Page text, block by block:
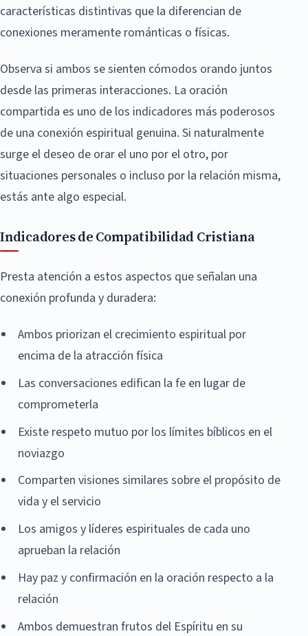
características distintivas que la diferencian de
conexiones meramente románticas o físicas.
Observa si ambos se sienten cómodos orando juntos
desde las primeras interacciones. La oración
compartida es uno de los indicadores más poderosos
de una conexión espiritual genuina. Si naturalmente
surge el deseo de orar el uno por el otro, por
situaciones personales o incluso por la relación misma,
estás ante algo especial.
Indicadores de Compatibilidad Cristiana
Presta atención a estos aspectos que señalan una
conexión profunda y duradera:
Ambos priorizan el crecimiento espiritual por
encima de la atracción física
Las conversaciones edifican la fe en lugar de
comprometerla
Existe respeto mutuo por los límites bíblicos en el
noviazgo
Comparten visiones similares sobre el propósito de
vida y el servicio
Los amigos y líderes espirituales de cada uno
aprueban la relación
Hay paz y confirmación en la oración respecto a la
relación
Ambos demuestran frutos del Espíritu en su